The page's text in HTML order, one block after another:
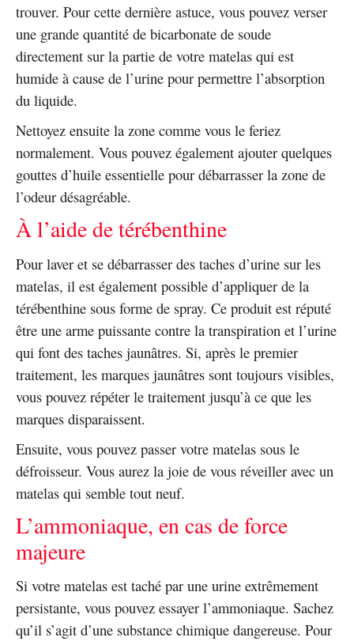
trouver. Pour cette dernière astuce, vous pouvez verser
une grande quantité de bicarbonate de soude
directement sur la partie de votre matelas qui est
humide à cause de l’urine pour permettre l’absorption
du liquide.
Nettoyez ensuite la zone comme vous le feriez
normalement. Vous pouvez également ajouter quelques
gouttes d’huile essentielle pour débarrasser la zone de
l’odeur désagréable.
À l’aide de térébenthine
Pour laver et se débarrasser des taches d’urine sur les
matelas, il est également possible d’appliquer de la
térébenthine sous forme de spray. Ce produit est réputé
être une arme puissante contre la transpiration et l’urine
qui font des taches jaunâtres. Si, après le premier
traitement, les marques jaunâtres sont toujours visibles,
vous pouvez répéter le traitement jusqu’à ce que les
marques disparaissent.
Ensuite, vous pouvez passer votre matelas sous le
défroisseur. Vous aurez la joie de vous réveiller avec un
matelas qui semble tout neuf.
L’ammoniaque, en cas de force
majeure
Si votre matelas est taché par une urine extrêmement
persistante, vous pouvez essayer l’ammoniaque. Sachez
qu’il s’agit d’une substance chimique dangereuse. Pour